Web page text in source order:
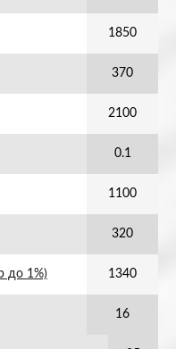
1850
370
2100
0.1
1100
320
до 1%) 1340
16